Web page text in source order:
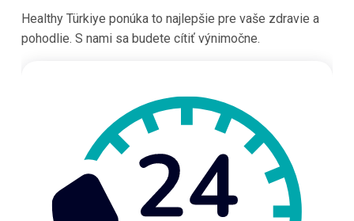
Healthy Türkiye ponúka to najlepšie pre vaše zdravie a
pohodlie. S nami sa budete cítiť výnimočne.